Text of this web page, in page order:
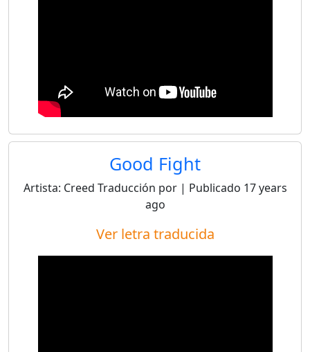
Good Fight
Artista: Creed Traducción por | Publicado 17 years
ago
Ver letra traducida